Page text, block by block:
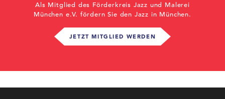
Als Mitglied des Förderkreis Jazz und Malerei
München e.V. fördern Sie den Jazz in München.
JETZT MITGLIED WERDEN